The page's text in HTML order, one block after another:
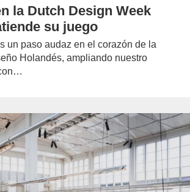
la Dutch Design Week
su juego
un paso audaz en el corazón de la
Holandés, ampliando nuestro